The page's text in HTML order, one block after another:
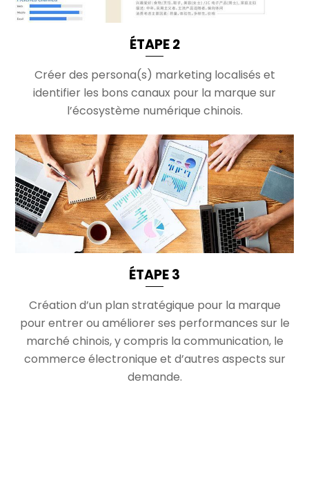
ÉTAPE 2
Créer des persona(s) marketing localisés et
identifier les bons canaux pour la marque sur
l’écosystème numérique chinois.
ÉTAPE 3
Création d’un plan stratégique pour la marque
pour entrer ou améliorer ses performances sur le
marché chinois, y compris la communication, le
commerce électronique et d’autres aspects sur
demande.